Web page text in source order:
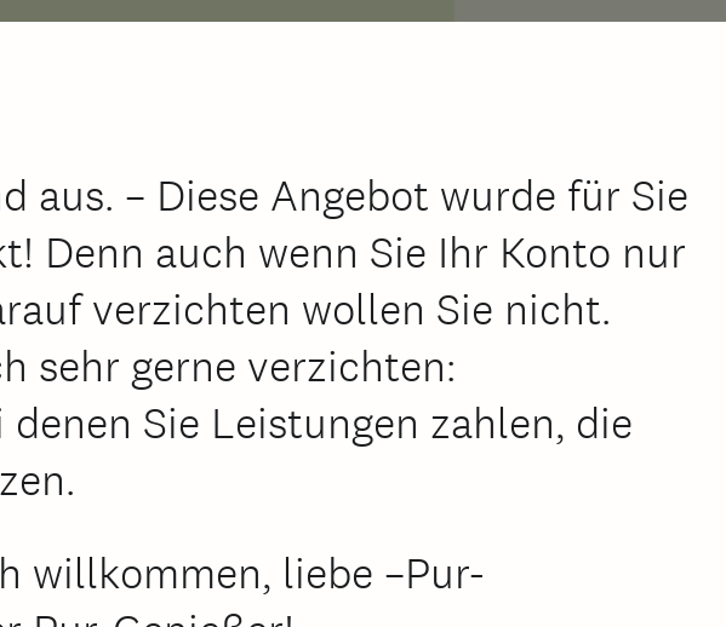
aus. – Diese Angebot wurde für Sie
Denn auch wenn Sie Ihr Konto nur
verzichten wollen Sie nicht.
sehr gerne verzichten:
Sie Leistungen zahlen, die
willkommen, liebe –Pur-